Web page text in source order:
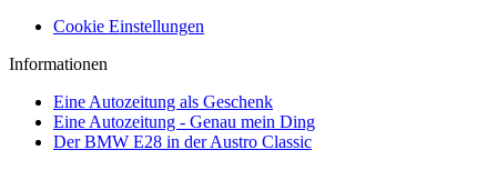
Cookie Einstellungen
Informationen
Eine Autozeitung als Geschenk
Eine Autozeitung - Genau mein Ding
Der BMW E28 in der Austro Classic